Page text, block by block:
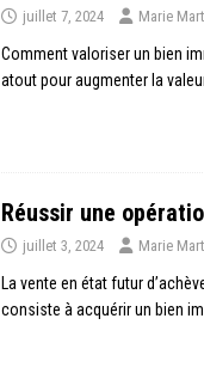
juillet 7, 2024 Marie
Comment valoriser un bien
atout pour augmenter la
Réussir une
juillet 3, 2024 Marie
La vente en état futur
consiste à acquérir un bien